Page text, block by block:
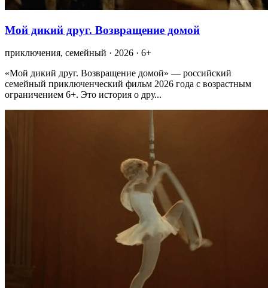
Мой дикий друг. Возвращение домой
приключения, семейный · 2026 · 6+
«Мой дикий друг. Возвращение домой» — российский
семейный приключенческий фильм 2026 года с возрастным
ограничением 6+. Это история о дру...